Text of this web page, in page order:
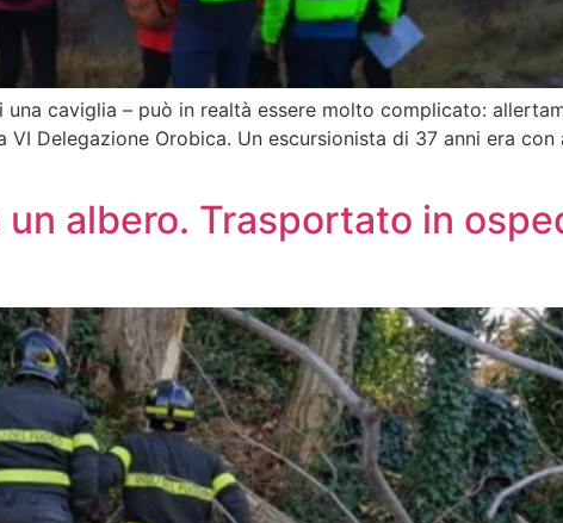
caviglia – può in realtà essere molto complicato:
Delegazione Orobica. Un escursionista di 37 anni era
albero. Trasportato in